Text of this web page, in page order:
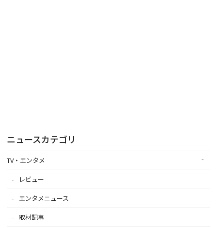
ニュースカテゴリ
TV・エンタメ
レビュー
エンタメニュース
取材記事